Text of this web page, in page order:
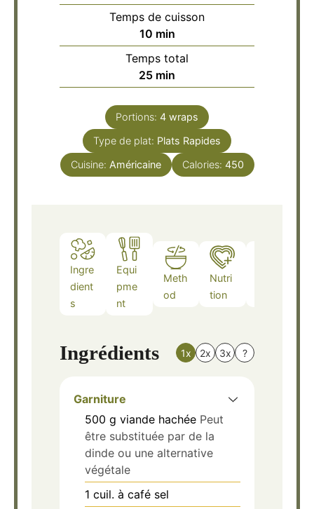
Temps de cuisson
10minutes
min
Temps total
25minutes
min
Portions: 4 wraps
Type de plat: Plats Rapides
Cuisine: Américaine Calories: 450
Ingre
dient
s
Equi
pme
nt
Meth
od
Nutri
tion
Ingrédients 1x 2x 3x ?
Garniture
500 g viande hachée Peut
être substituée par de la
dinde ou une alternative
végétale
1 cuil. à café sel